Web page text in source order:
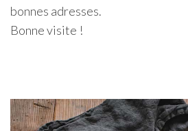
bonnes adresses.
Bonne visite !